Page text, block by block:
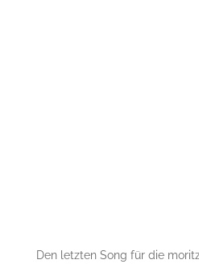
Den letzten Song für die